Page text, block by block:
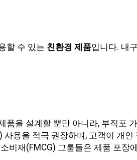
할 수 있는 친환경 제품입니다. 내
품을 설계할 뿐만 아니라, 부직포
용을 적극 권장하며, 고객이 개
비재(FMCG) 그룹들은 제품 포장